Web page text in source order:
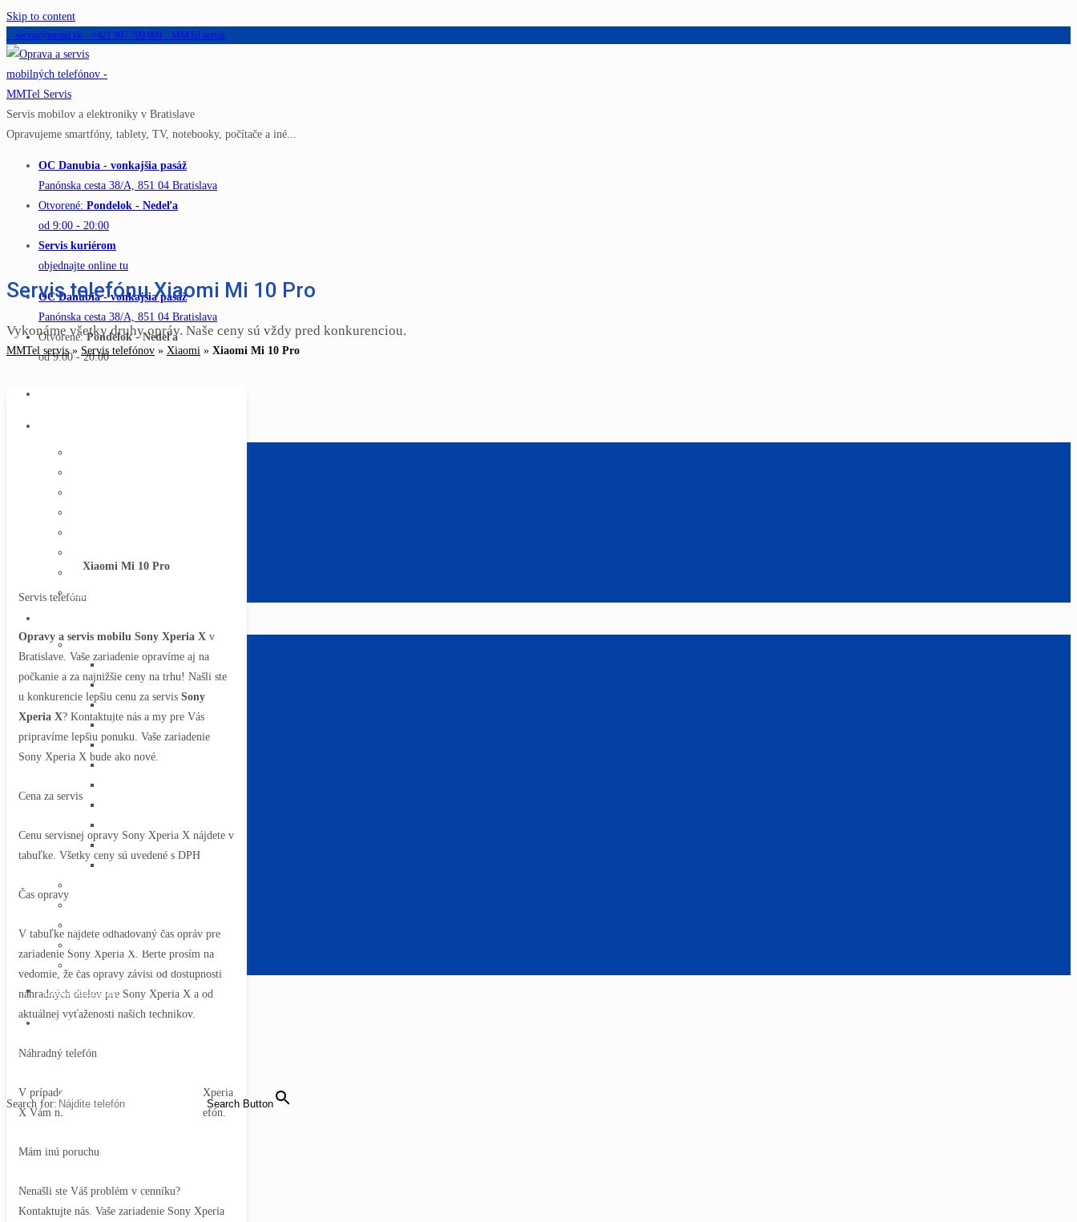
Skip to content
servis@mmtel.sk +421 907 709 000 MMTel servis
Servis mobilov a elektroniky v Bratislave
Opravujeme smartfóny, tablety, TV, notebooky, počítače a iné...
OC Danubia - vonkajšia pasáž
Panónska cesta 38/A, 851 04 Bratislava
Otvorené: Pondelok - Nedeľa
od 9:00 - 20:00
Servis kuriérom
objednajte online tu
OC Danubia - vonkajšia pasáž
Panónska cesta 38/A, 851 04 Bratislava
Otvorené:Pondelok - Nedeľa
od 9:00 - 20:00
Všetky značky
Servis kuriérom
Televízory Samsung
Televízory Sony
Televízory Panasonic
Televízory Phillips
DIAGNOSTIKA
KONTAKT
Search for: Search Button
Servis telefónu Xiaomi Mi 10 Pro
Vykonáme všetky druhy opráv. Naše ceny sú vždy pred konkurenciou.
MMTel servis» Servis telefónov » Xiaomi » Xiaomi Mi 10 Pro
Xiaomi Mi 10 Pro
Servis telefónu
Opravy a servis mobilu Sony Xperia X v
Bratislave. Vaše zariadenie opravíme aj na
počkanie a za najnižšie ceny na trhu! Našli ste
u konkurencie lepšiu cenu za servis Sony
Xperia X? Kontaktujte nás a my pre Vás
pripravíme lepšiu ponuku. Vaše zariadenie
Sony Xperia X bude ako nové.
Cena za servis
Cenu servisnej opravy Sony Xperia X nájdete v
tabuľke. Všetky ceny sú uvedené s DPH
Čas opravy
V tabuľke nájdete odhadovaný čas opráv pre
zariadenie Sony Xperia X. Berte prosím na
vedomie, že čas opravy závisí od dostupnosti
náhradných dielov pre Sony Xperia X a od
aktuálnej vyťaženosti našich technikov.
Náhradný telefón
V prípade dlhšieho trvania servisu Sony Xperia
X Vám môžeme zabezpečiť náhradný telefón.
Mám inú poruchu
Nenašli ste Váš problém v cenníku?
Kontaktujte nás. Vaše zariadenie Sony Xperia